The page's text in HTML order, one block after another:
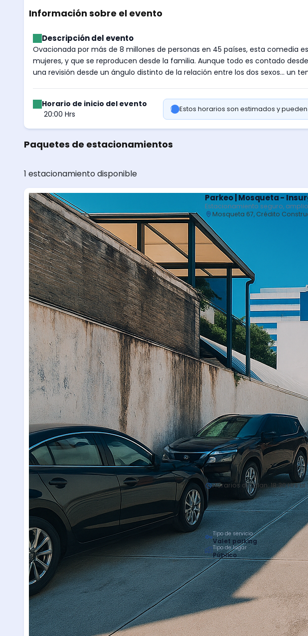
Información sobre el evento
Descripción del evento
Ovacionada por más de 8 millones de personas en 45 países, esta comedia
mujeres, y que se reproducen desde la familia. Aunque todo es contado
una revisión desde un ángulo distinto de la relación entre los dos sexos... un
Horario de inicio del evento
20:00 Hrs
Estos horarios son estimados y
Paquetes de estacionamientos
1 estacionamiento disponible
Parkeo | Mosqueta -
Estacionamiento seguro,
Mosqueta 67, Crédito
Horarios del plan: 18:30 Hrs al
Tipo de servicio
Valet parking
Tipo de lugar
Público